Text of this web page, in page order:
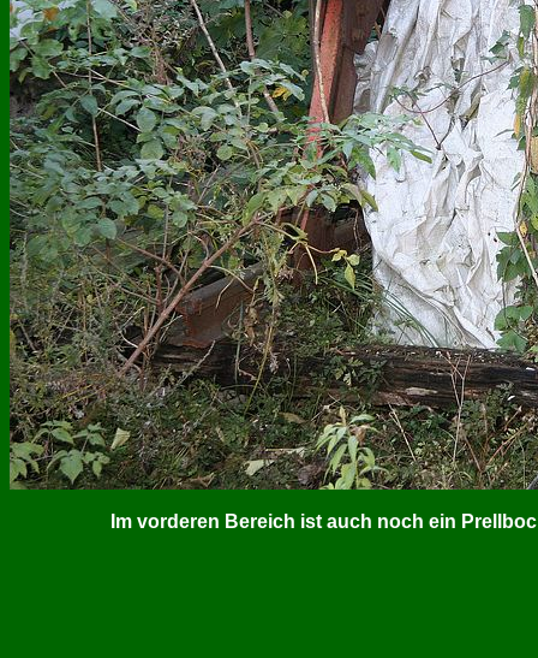
Im vorderen Bereich ist auch noch ein